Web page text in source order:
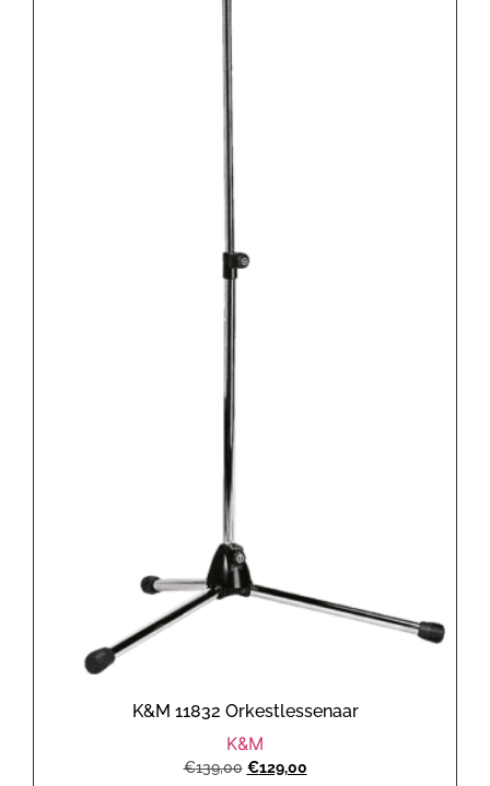
K&M 11832 Orkestlessenaar
K&M
€139,00 €129,00